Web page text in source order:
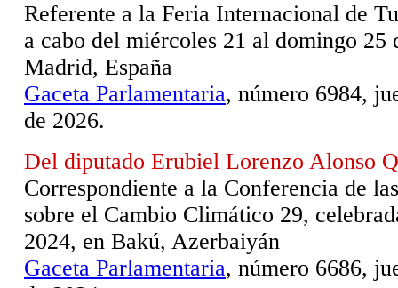
Referente a la Feria Internacional de
a cabo del miércoles 21 al domingo 25
Madrid, España
Gaceta Parlamentaria, número 6984,
de 2026.
Del diputado Erubiel Lorenzo Alonso
Correspondiente a la Conferencia de
sobre el Cambio Climático 29,
2024, en Bakú, Azerbaiyán
Gaceta Parlamentaria, número 6686,